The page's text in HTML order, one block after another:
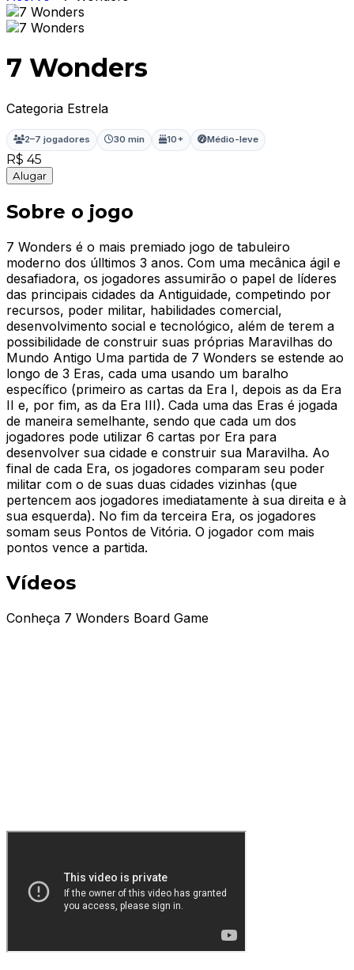
7 Wonders
Categoria Estrela
2–7 jogadores 30 min 10+ Médio-leve
R$ 45
Alugar
Sobre o jogo
7 Wonders é o mais premiado jogo de tabuleiro
moderno dos úlltimos 3 anos. Com uma mecânica ágil e
desafiadora, os jogadores assumirão o papel de líderes
das principais cidades da Antiguidade, competindo por
recursos, poder militar, habilidades comercial,
desenvolvimento social e tecnológico, além de terem a
possibilidade de construir suas próprias Maravilhas do
Mundo Antigo Uma partida de 7 Wonders se estende ao
longo de 3 Eras, cada uma usando um baralho
específico (primeiro as cartas da Era I, depois as da Era
II e, por fim, as da Era III). Cada uma das Eras é jogada
de maneira semelhante, sendo que cada um dos
jogadores pode utilizar 6 cartas por Era para
desenvolver sua cidade e construir sua Maravilha. Ao
final de cada Era, os jogadores comparam seu poder
militar com o de suas duas cidades vizinhas (que
pertencem aos jogadores imediatamente à sua direita e à
sua esquerda). No fim da terceira Era, os jogadores
somam seus Pontos de Vitória. O jogador com mais
pontos vence a partida.
Vídeos
Conheça 7 Wonders Board Game